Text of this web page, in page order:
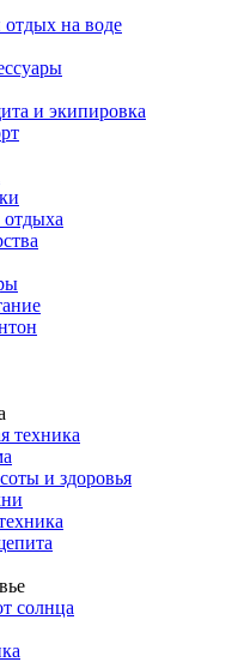
на воде
и экипировка
техника
и здоровья
солнца